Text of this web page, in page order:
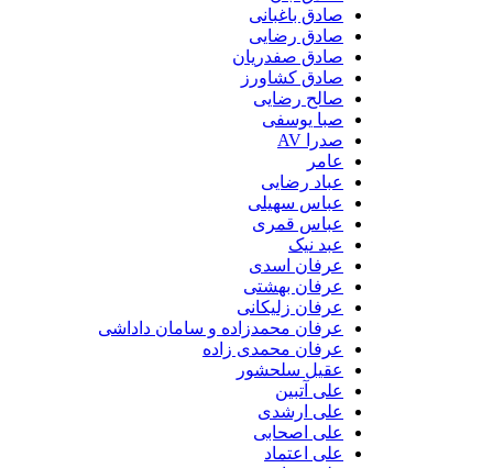
صادق باغبانی
صادق رضایی
صادق صفدریان
صادق کشاورز
صالح رضایی
صبا یوسفی
صدرا AV
عامر
عباد رضایی
عباس سهیلی
عباس قمری
عبد نیک
عرفان اسدی
عرفان بهشتی
عرفان زلیکانی
عرفان محمدزاده و سامان داداشی
عرفان محمدی زاده
عقیل سلحشور
علی آتبین
علی ارشدی
علی اصحابی
علی اعتماد